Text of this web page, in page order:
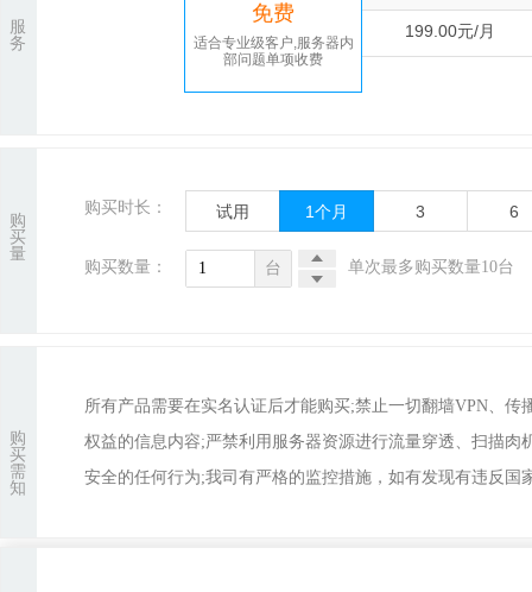
服
务
免费
适合专业级客户,服务器内
部问题单项收费
199.00元/月
购
买
量
购买时长： 试用 1个月 3 6
购买数量： 台 单次最多购买数量10台
购
买
需
知
所有产品需要在实名认证后才能购买;禁止一切翻墙VPN、
权益的信息内容;严禁利用服务器资源进行流量穿透、扫描
安全的任何行为;我司有严格的监控措施，如有发现有违反